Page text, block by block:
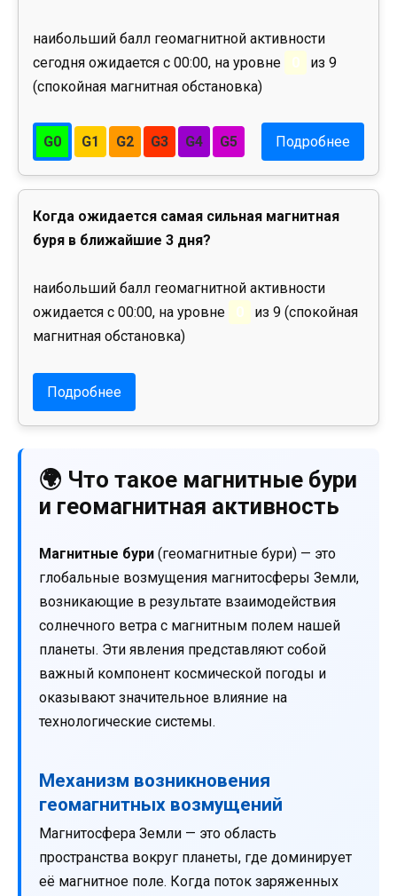
наибольший балл геомагнитной активности
сегодня ожидается с 00:00, на уровне
0
из 9
(спокойная магнитная обстановка)
G0 G1 G2 G3 G4 G5 Подробнее
Когда ожидается самая сильная магнитная
буря в ближайшие 3 дня?
наибольший балл геомагнитной активности
ожидается с 00:00, на уровне
0
из 9 (спокойная
магнитная обстановка)
Подробнее
🌍 Что такое магнитные бури
и геомагнитная активность
Магнитные бури (геомагнитные бури) — это
глобальные возмущения магнитосферы Земли,
возникающие в результате взаимодействия
солнечного ветра с магнитным полем нашей
планеты. Эти явления представляют собой
важный компонент космической погоды и
оказывают значительное влияние на
технологические системы.
Механизм возникновения
геомагнитных возмущений
Магнитосфера Земли — это область
пространства вокруг планеты, где доминирует
её магнитное поле. Когда поток заряженных